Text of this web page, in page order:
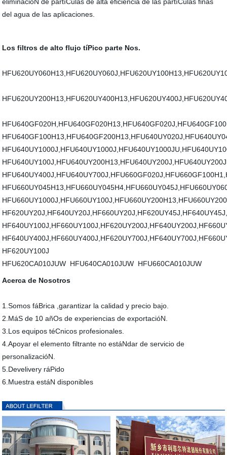
del agua de las aplicaciones.
Los filtros de alto flujo tíPico parte Nos.
HF620UY100J
HFU620CA010JUW HFU640CA010JUW HFU660CA010JUW
Acerca de Nosotros
1.Somos fáBrica ,garantizar la calidad y precio bajo.
2.MáS de 10 añOs de experiencias de exportacióN.
3.Los equipos téCnicos profesionales.
4.Apoyar el elemento filtrante no estáNdar de servicio de
personalizacióN.
5.Develivery ráPido
6.Muestra estáN disponibles